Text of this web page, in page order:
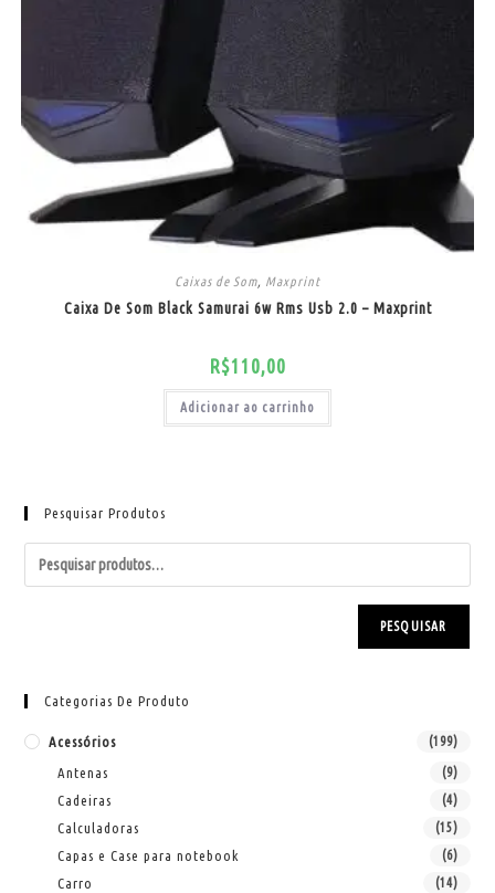
Caixas de Som, Maxprint
Caixa De Som Black Samurai 6w Rms Usb 2.0 – Maxprint
R$110,00
Adicionar ao carrinho
Pesquisar Produtos
PESQUISAR
Categorias De Produto
Acessórios (199)
Antenas (9)
Cadeiras (4)
Calculadoras (15)
Capas e Case para notebook (6)
Carro (14)